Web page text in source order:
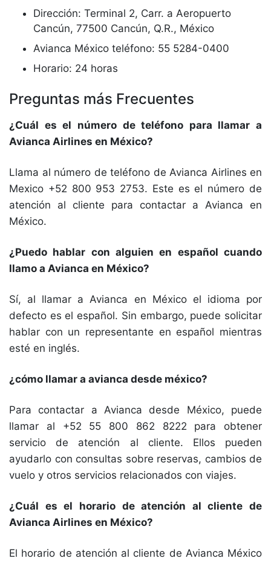
Dirección: Terminal 2, Carr. a Aeropuerto
Cancún, 77500 Cancún, Q.R., México
Avianca México teléfono: 55 5284-0400
Horario: 24 horas
Preguntas más Frecuentes
¿Cuál es el número de teléfono para llamar a
Avianca Airlines en México?
Llama al número de teléfono de Avianca Airlines en
Mexico +52 800 953 2753. Este es el número de
atención al cliente para contactar a Avianca en
México.
¿Puedo hablar con alguien en español cuando
llamo a Avianca en México?
Sí, al llamar a Avianca en México el idioma por
defecto es el español. Sin embargo, puede solicitar
hablar con un representante en español mientras
esté en inglés.
¿cómo llamar a avianca desde méxico?
Para contactar a Avianca desde México, puede
llamar al +52 55 800 862 8222 para obtener
servicio de atención al cliente. Ellos pueden
ayudarlo con consultas sobre reservas, cambios de
vuelo y otros servicios relacionados con viajes.
¿Cuál es el horario de atención al cliente de
Avianca Airlines en México?
El horario de atención al cliente de Avianca México